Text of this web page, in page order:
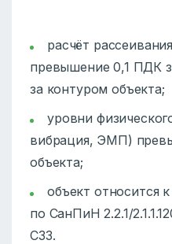
расчёт
превышение 0,1 ПДК
за контуром объекта;
уровни
вибрация, ЭМП)
объекта;
объект относится
по СанПиН 2.2.1/
СЗЗ.